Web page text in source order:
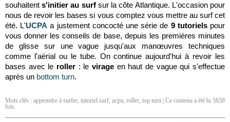
souhaitents'initier au surfsur la côte Atlantique. L'occasion pour
nous de revoir les bases si vous comptez vous mettre au surf cet
été. L'UCPA a justement concocté une série de 9 tutorielspour
vous donner les conseils de base, depuis les premières minutes
de glisse sur une vague jusqu'aux manœuvres techniques
comme l'aérial ou le tube. On continue aujourd'hui à revoir les
bases avec le roller : le virage en haut de vague qui s'effectue
après un bottom turn.
Mots clés : apprendre à surfer, tutoriel surf, ucpa, roller, top turn | Ce contenu a été lu 5658
fois.